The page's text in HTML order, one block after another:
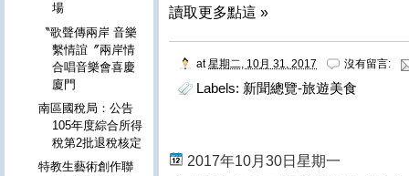
讀取更多點這 »
at星期二, 10月 31, 2017 沒有留言:
Labels: 新聞總覽-旅遊美食
2017年10月30日星期一
場
〝歌聲傳兩岸 音樂
繫情誼〞兩岸情
合唱音樂會喜慶
廈門
南區國稅局：公告
105年度綜合所得
稅第2批退稅核定
特教生藝術創作聯